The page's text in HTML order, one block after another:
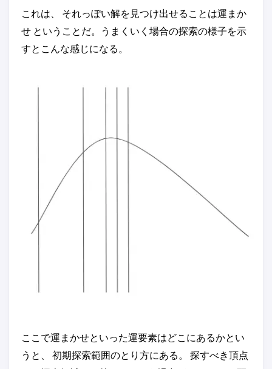
これは、 それっぽい解を見つけ出せることは運まか
せ ということだ。うまくいく場合の探索の様子を示
すとこんな感じになる。
ここで運まかせといった運要素はどこにあるかとい
うと、 初期探索範囲のとり方にある。 探すべき頂点